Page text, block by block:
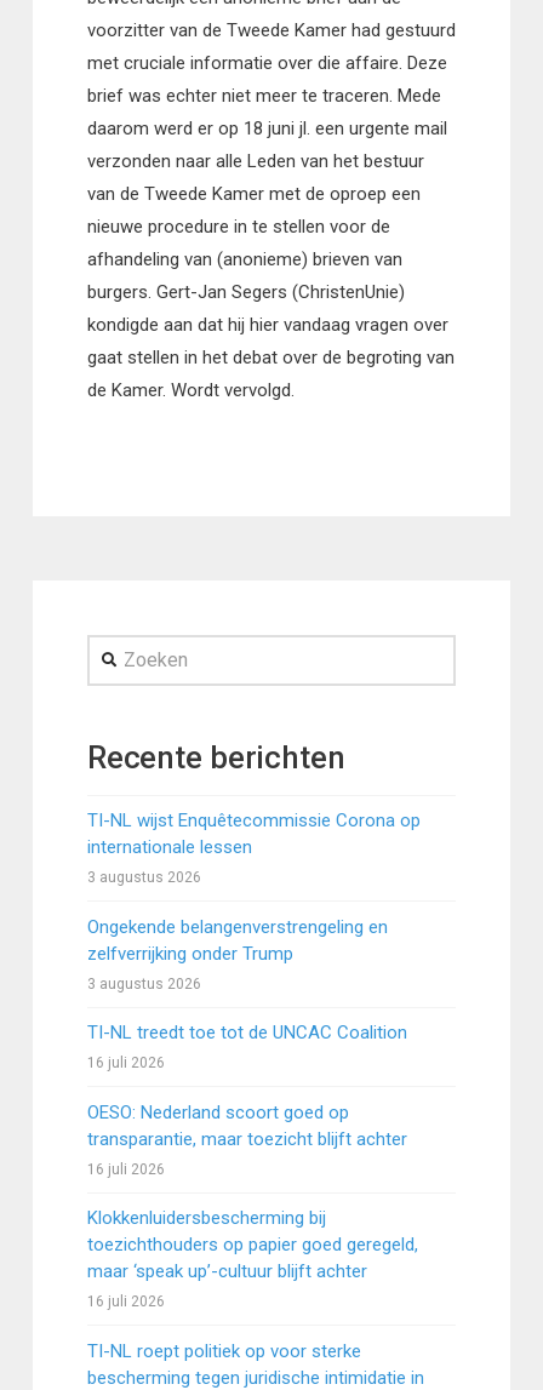
voorzitter van de Tweede Kamer had gestuurd
met cruciale informatie over die affaire. Deze
brief was echter niet meer te traceren. Mede
daarom werd er op 18 juni jl. een urgente mail
verzonden naar alle Leden van het bestuur
van de Tweede Kamer met de oproep een
nieuwe procedure in te stellen voor de
afhandeling van (anonieme) brieven van
burgers. Gert-Jan Segers (ChristenUnie)
kondigde aan dat hij hier vandaag vragen over
gaat stellen in het debat over de begroting van
de Kamer. Wordt vervolgd.
Zoeken
Recente berichten
TI-NL wijst Enquêtecommissie Corona op
internationale lessen
3 augustus 2026
Ongekende belangenverstrengeling en
zelfverrijking onder Trump
3 augustus 2026
TI-NL treedt toe tot de UNCAC Coalition
16 juli 2026
OESO: Nederland scoort goed op
transparantie, maar toezicht blijft achter
16 juli 2026
Klokkenluidersbescherming bij
toezichthouders op papier goed geregeld,
maar ‘speak up’-cultuur blijft achter
16 juli 2026
TI-NL roept politiek op voor sterke
bescherming tegen juridische intimidatie in